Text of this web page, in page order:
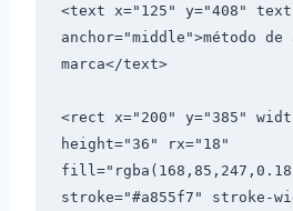
<text x="125" y="408"
anchor="middle">método de
marca</text>
<rect x="200" y="385"
height="36" rx="18"
stroke="#a855f7" stroke-